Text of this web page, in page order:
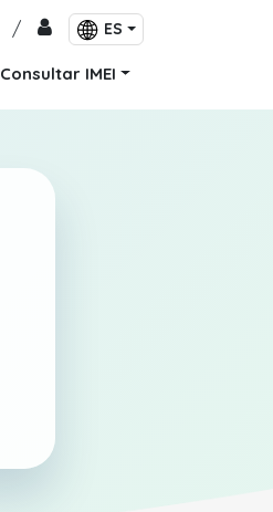
/ ES
Consultar IMEI